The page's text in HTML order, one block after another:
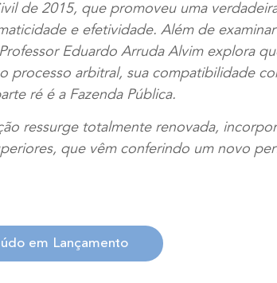
de 2015, que promoveu uma
e efetividade. Além de
Eduardo Arruda Alvim explora
processo arbitral, sua compatibilidade
ré é a Fazenda Pública.
ressurge totalmente renovada,
que vêm conferindo um novo
em Lançamento